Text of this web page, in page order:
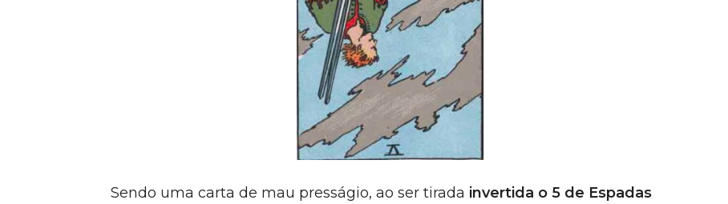
Sendo uma carta de mau presságio, ao ser tirada invertida o 5 de Espadas